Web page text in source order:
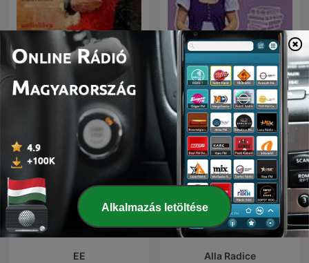
Tango Brit Lit Book Club
EE Alla Radice
Alkalmazás letöltése